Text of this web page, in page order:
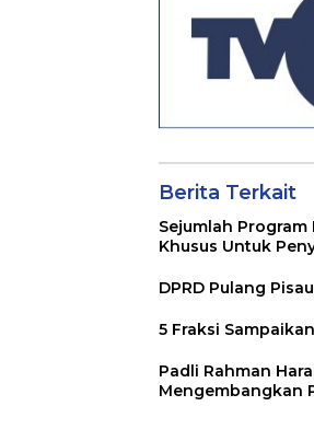
Berita Terkait
Sejumlah
Khusus Untuk
DPRD Pulang
5 Fraksi
Padli Rahman
Mengembangkan